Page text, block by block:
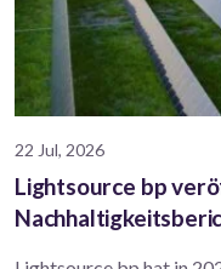
22 Jul, 2026
Lightsource bp